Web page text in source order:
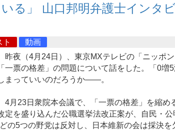
る」 山口邦明弁護士インタ
ト
動画
昨夜（4月24日）、東京MXテレビの「ニッポン
「一票の格差」の問題について話をした。「0増
まっていいのだろうか――。
4月23日衆院本会議で、「一票の格差」を縮め
定を盛り込んだ公職選挙法改正案が、自民・
の5つの野党は反対し、日本維新の会は採決を